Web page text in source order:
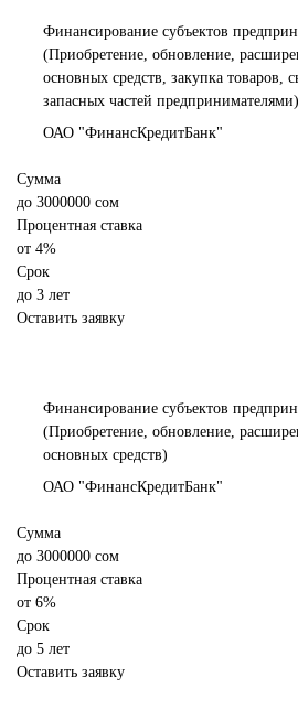
Финансирование субъектов
(Приобретение, обновление,
основных средств, закупка товаров,
запасных частей предпринимателями)
ОАО "ФинансКредитБанк"
Сумма
до 3000000 сом
Процентная ставка
от 4%
Срок
до 3 лет
Оставить заявку
Финансирование субъектов
(Приобретение, обновление,
основных средств)
ОАО "ФинансКредитБанк"
Сумма
до 3000000 сом
Процентная ставка
от 6%
Срок
до 5 лет
Оставить заявку